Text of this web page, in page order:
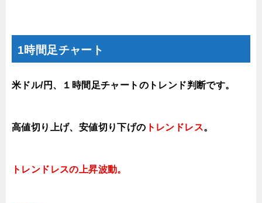
1時間足チャート
米ドル/円、１時間足チャートのトレンド判断です。
高値切り上げ、安値切り下げの トレンドレス。
トレンドレスの上昇波動。